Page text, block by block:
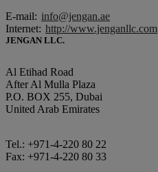
E-mail: info@jengan.ae
Internet: http://www.jenganllc.com
JENGAN LLC.
Al Etihad Road
After Al Mulla Plaza
P.O. BOX 255, Dubai
United Arab Emirates
Tel.: +971-4-220 80 22
Fax: +971-4-220 80 33